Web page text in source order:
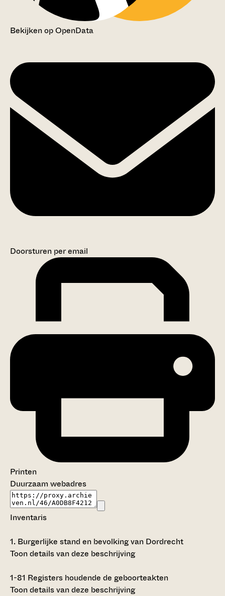
Bekijken op OpenData
Doorsturen per email
Printen
Duurzaam webadres
Inventaris
1. Burgerlijke stand en bevolking van Dordrecht
Toon details van deze beschrijving
1-81 Registers houdende de geboorteakten
Toon details van deze beschrijving